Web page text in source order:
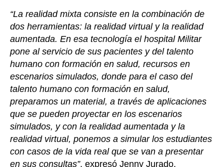
“La realidad mixta consiste en la combinación de
dos herramientas: la realidad virtual y la realidad
aumentada. En esa tecnología el hospital Militar
pone al servicio de sus pacientes y del talento
humano con formación en salud, recursos en
escenarios simulados, donde para el caso del
talento humano con formación en salud,
preparamos un material, a través de aplicaciones
que se pueden proyectar en los escenarios
simulados, y con la realidad aumentada y la
realidad virtual, ponemos a simular los estudiantes
con casos de la vida real que se van a presentar
en sus consultas”, expresó Jenny Jurado.